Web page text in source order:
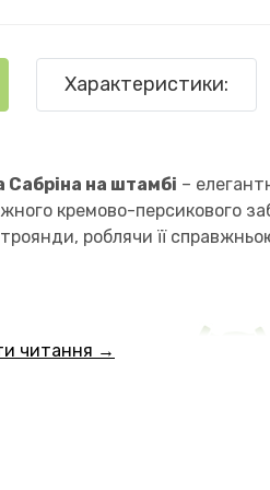
Характеристики:
Сабріна на штамбі –
кремово-персикового
роблячи її
читання →